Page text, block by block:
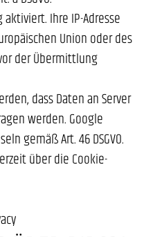
Ihre IP-Adresse
Union oder des
der Übermittlung
dass Daten an Server
werden. Google
gemäß Art. 46 DSGVO.
über die Cookie-